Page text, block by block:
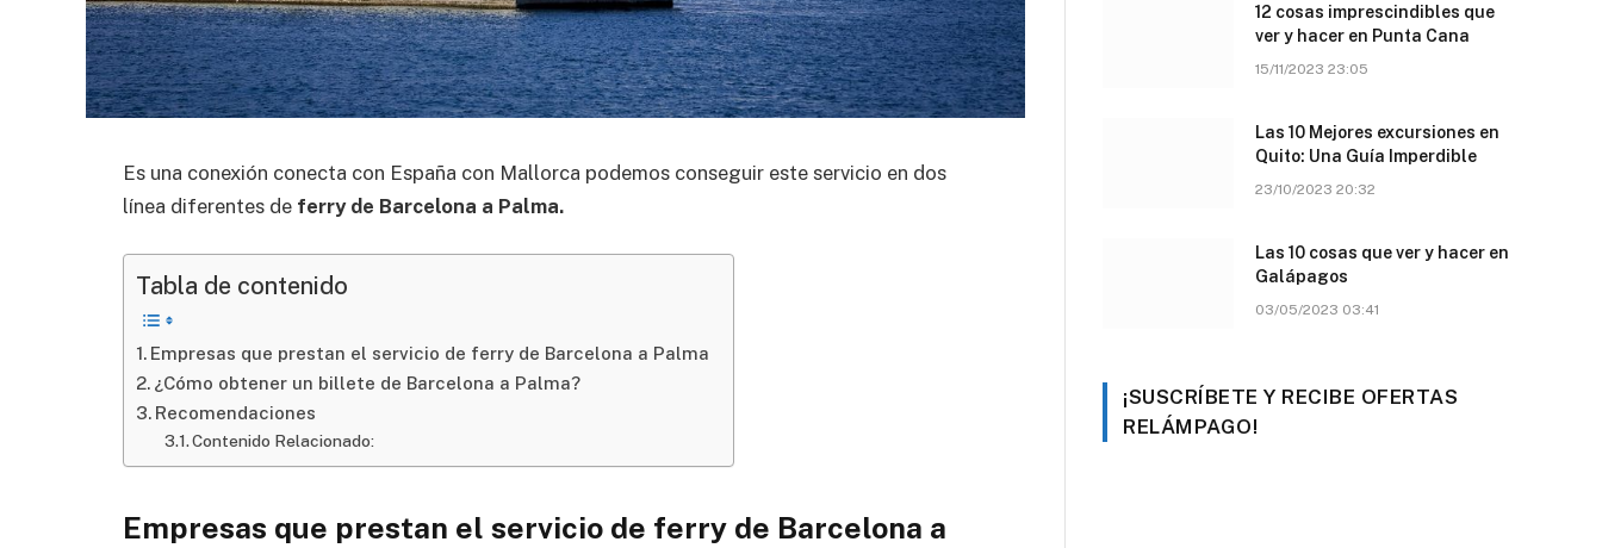
Es una conexión conecta con España con Mallorca podemos conseguir este servicio en dos
línea diferentes de ferry de Barcelona a Palma.
Tabla de contenido
Empresas que prestan el servicio de ferry de Barcelona a Palma
¿Cómo obtener un billete de Barcelona a Palma?
Recomendaciones
Contenido Relacionado:
Empresas que prestan el servicio de ferry de Barcelona a
12 cosas imprescindibles que
ver y hacer en Punta Cana
15/11/2023 23:05
Las 10 Mejores excursiones en
Quito: Una Guía Imperdible
23/10/2023 20:32
Las 10 cosas que ver y hacer en
Galápagos
03/05/2023 03:41
¡SUSCRÍBETE Y RECIBE OFERTAS
RELÁMPAGO!